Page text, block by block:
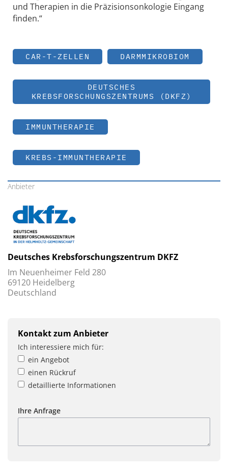
und Therapien in die Präzisionsonkologie Eingang
finden.“
CAR-T-ZELLEN DARMMIKROBIOM
DEUTSCHES
KREBSFORSCHUNGSZENTRUMS (DKFZ)
IMMUNTHERAPIE
KREBS-IMMUNTHERAPIE
Anbieter
Deutsches Krebsforschungszentrum DKFZ
Im Neuenheimer Feld 280
69120 Heidelberg
Deutschland
Kontakt zum Anbieter
Ich interessiere mich für:
ein Angebot
einen Rückruf
detaillierte Informationen
Ihre Anfrage